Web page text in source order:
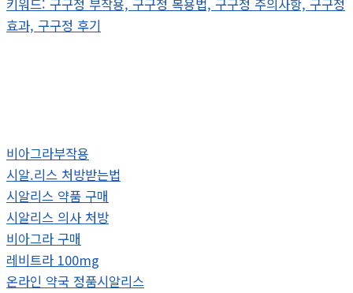
키워드: 구구정 부작용, 구구정 복용법, 구구정 주의사항, 구구정
효과, 구구정 후기
비아그라부작용
시알.리스 처방받는법
시알리스 약품 구매
시알리스 의사 처방
비아그라 구매
레비트라 100mg
온라인 약국 정품시알리스